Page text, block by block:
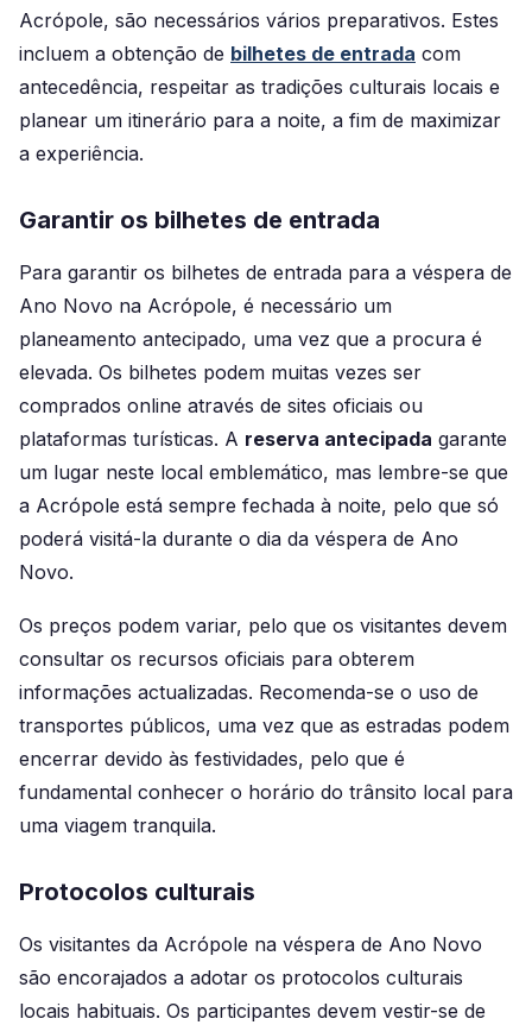
Acrópole, são necessários vários preparativos. Estes
incluem a obtenção de bilhetes de entrada com
antecedência, respeitar as tradições culturais locais e
planear um itinerário para a noite, a fim de maximizar
a experiência.
Garantir os bilhetes de entrada
Para garantir os bilhetes de entrada para a véspera de
Ano Novo na Acrópole, é necessário um
planeamento antecipado, uma vez que a procura é
elevada. Os bilhetes podem muitas vezes ser
comprados online através de sites oficiais ou
plataformas turísticas. A reserva antecipada garante
um lugar neste local emblemático, mas lembre-se que
a Acrópole está sempre fechada à noite, pelo que só
poderá visitá-la durante o dia da véspera de Ano
Novo.
Os preços podem variar, pelo que os visitantes devem
consultar os recursos oficiais para obterem
informações actualizadas. Recomenda-se o uso de
transportes públicos, uma vez que as estradas podem
encerrar devido às festividades, pelo que é
fundamental conhecer o horário do trânsito local para
uma viagem tranquila.
Protocolos culturais
Os visitantes da Acrópole na véspera de Ano Novo
são encorajados a adotar os protocolos culturais
locais habituais. Os participantes devem vestir-se de